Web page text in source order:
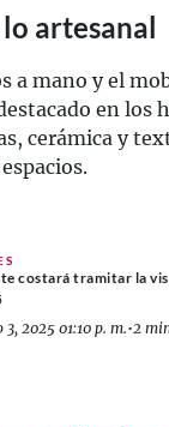
artesanal
a mano y el
en los
cerámica y
costará tramitar la
3, 2025 01:10 p. m.•2